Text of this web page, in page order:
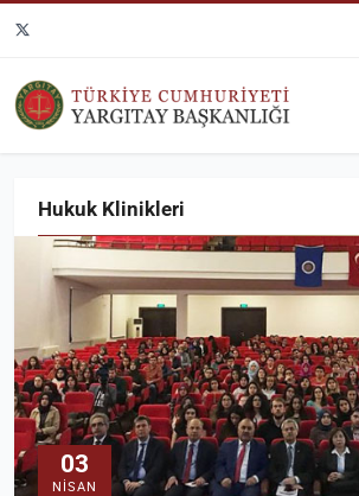
Hukuk Klinikleri
03
NISAN